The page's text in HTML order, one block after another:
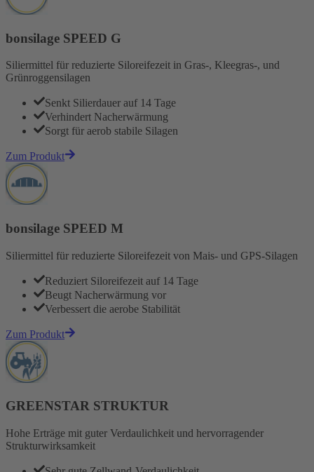
bonsilage SPEED G
Siliermittel für reduzierte Siloreifezeit in Gras-, Kleegras-, und
Grünroggensilagen
Senkt Silierdauer auf 14 Tage
Verhindert Nacherwärmung
Sorgt für aerob stabile Silagen
Zum Produkt
bonsilage SPEED M
Siliermittel für reduzierte Siloreifezeit von Mais- und GPS-Silagen
Reduziert Siloreifezeit auf 14 Tage
Beugt Nacherwärmung vor
Verbessert die aerobe Stabilität
Zum Produkt
GREENSTAR STRUKTUR
Hohe Erträge mit guter Verdaulichkeit und hervorragender
Strukturwirksamkeit